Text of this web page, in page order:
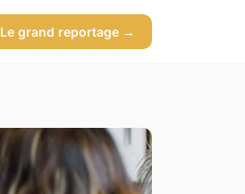
Le grand reportage →